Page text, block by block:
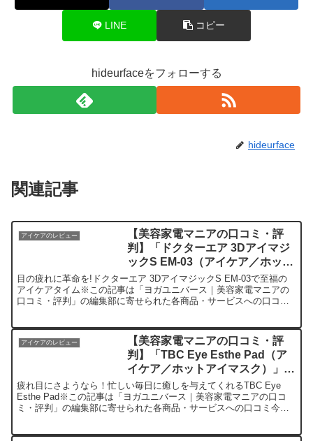
LINE コピー
hideurfaceをフォローする
hideurface
関連記事
アイケアのレビュー
【美容家電マニアの口コミ・評
判】「ドクターエア 3Dアイマジ
ックS EM-03（アイケア／ホット
アイマスク）」を実際に使ってみ
た正直感想
目の疲れに革命を!ドクターエア 3DアイマジックS EM-03で至福の
アイケアタイム※この記事は「ヨガユニバース｜美容家電マニアの
口コミ・評判」の編集部に寄せられた各商品・サービスへの口コミ
アイケアのレビュー
【美容家電マニアの口コミ・評
判】「TBC Eye Esthe Pad（ア
イケア／ホットアイマスク）」を
実際に使ってみた正直感想
疲れ目にさようなら！忙しい毎日に癒しを与えてくれるTBC Eye
Esthe Pad※この記事は「ヨガユニバース｜美容家電マニアの口コ
ミ・評判」の編集部に寄せられた各商品・サービスへの口コミ今